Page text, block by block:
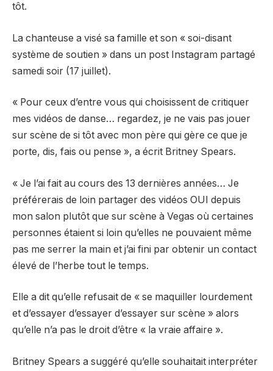
tôt.
La chanteuse a visé sa famille et son « soi-disant
système de soutien » dans un post Instagram partagé
samedi soir (17 juillet).
« Pour ceux d’entre vous qui choisissent de critiquer
mes vidéos de danse… regardez, je ne vais pas jouer
sur scène de si tôt avec mon père qui gère ce que je
porte, dis, fais ou pense », a écrit Britney Spears.
« Je l’ai fait au cours des 13 dernières années… Je
préférerais de loin partager des vidéos OUI depuis
mon salon plutôt que sur scène à Vegas où certaines
personnes étaient si loin qu’elles ne pouvaient même
pas me serrer la main et j’ai fini par obtenir un contact
élevé de l’herbe tout le temps.
Elle a dit qu’elle refusait de « se maquiller lourdement
et d’essayer d’essayer d’essayer sur scène » alors
qu’elle n’a pas le droit d’être « la vraie affaire ».
Britney Spears a suggéré qu’elle souhaitait interpréter